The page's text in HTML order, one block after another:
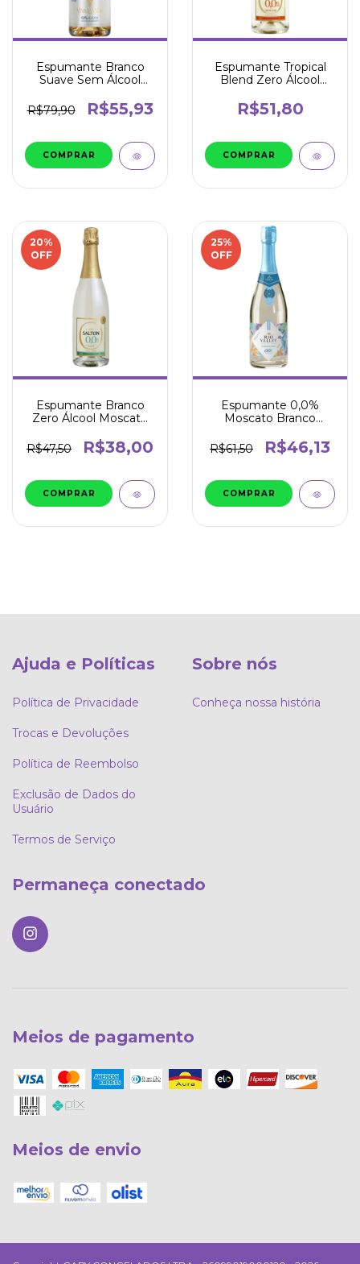
Espumante Branco
Suave Sem Álcool
R$79,90
R$55,93
Espumante Tropical
Blend Zero Álcool
R$51,80
20%
OFF
Espumante Branco
Zero Álcool Moscato
R$47,50
R$38,00
25%
OFF
Espumante 0,0%
Moscato Branco
R$61,50
R$46,13
Ajuda e Políticas
Política de Privacidade
Trocas e Devoluções
Política de Reembolso
Exclusão de Dados do
Usuário
Termos de Serviço
Sobre nós
Conheça nossa história
Permaneça conectado
Meios de pagamento
Meios de envio